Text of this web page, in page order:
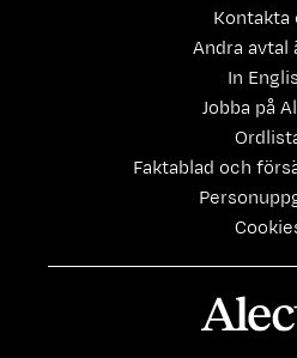
Kontakta
Andra avtal
In
Jobba på
Faktablad och
Alecta